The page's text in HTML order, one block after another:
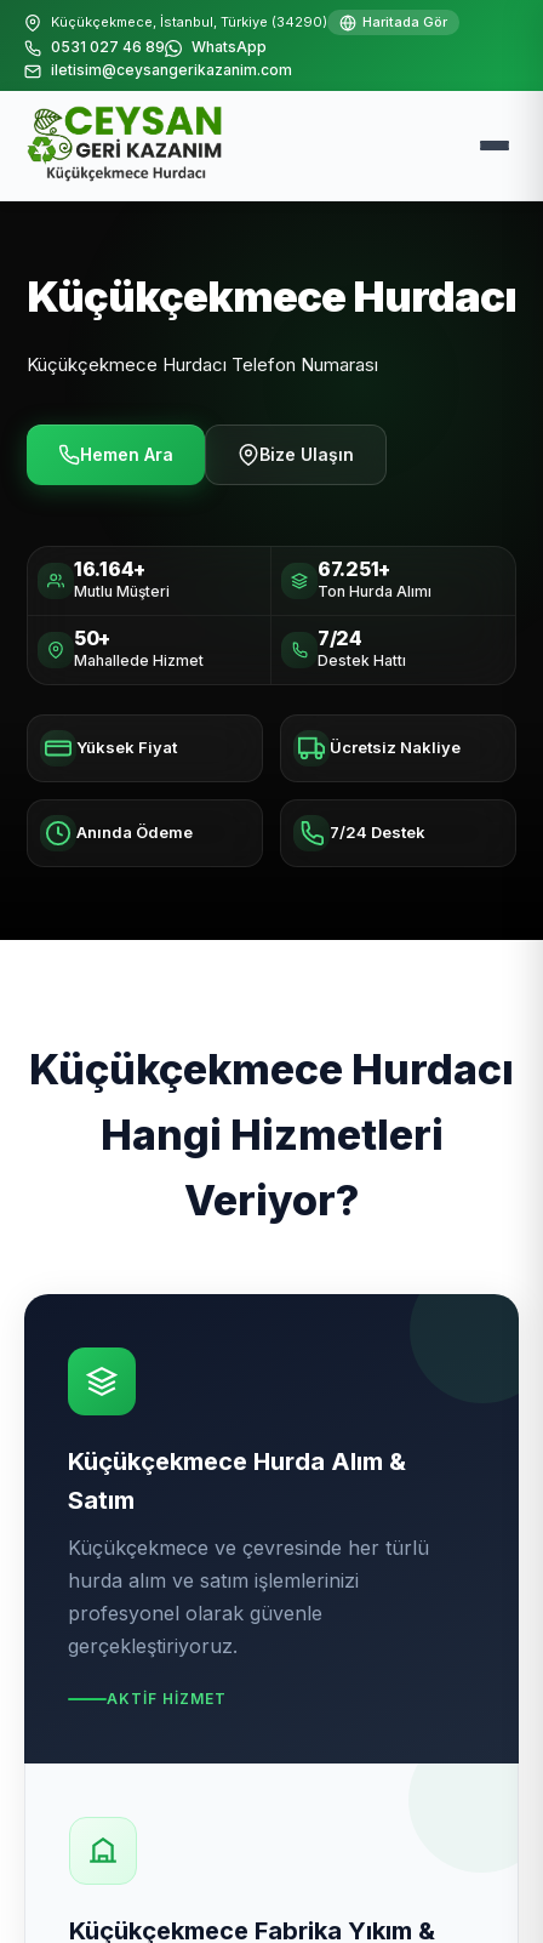
Küçükçekmece, İstanbul, Türkiye (34290) Haritada Gör
0531 027 46 89
WhatsApp
iletisim@ceysangerikazanim.com
Küçükçekmece Hurdacı
Küçükçekmece Hurdacı Telefon Numarası
Hemen Ara Bize Ulaşın
16.164+
Mutlu Müşteri
67.251+
Ton Hurda Alımı
50+
Mahallede Hizmet
7/24
Destek Hattı
Yüksek Fiyat Ücretsiz Nakliye
Anında Ödeme 7/24 Destek
Küçükçekmece Hurdacı
Hangi Hizmetleri
Veriyor?
Küçükçekmece Hurda Alım &
Satım
Küçükçekmece ve çevresinde her türlü
hurda alım ve satım işlemlerinizi
profesyonel olarak güvenle
gerçekleştiriyoruz.
AKTIF HIZMET
Küçükçekmece Fabrika Yıkım &